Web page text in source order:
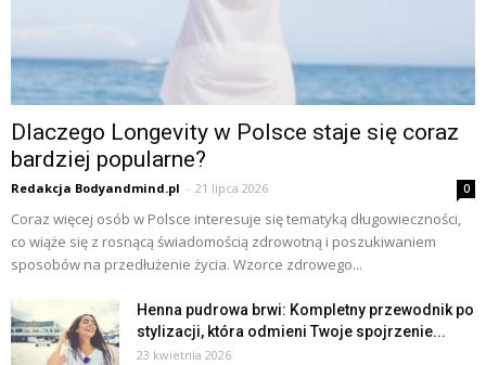
Dlaczego Longevity w Polsce staje się coraz
bardziej popularne?
Redakcja Bodyandmind.pl - 21 lipca 2026 0
Coraz więcej osób w Polsce interesuje się tematyką długowieczności,
co wiąże się z rosnącą świadomością zdrowotną i poszukiwaniem
sposobów na przedłużenie życia. Wzorce zdrowego...
Henna pudrowa brwi: Kompletny przewodnik po
stylizacji, która odmieni Twoje spojrzenie...
23 kwietnia 2026